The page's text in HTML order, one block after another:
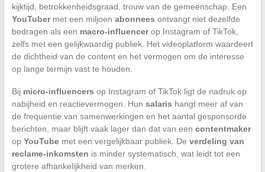
kijktijd, betrokkenheidsgraad, trouw van de gemeenschap. Een
YouTubermet een miljoen abonnees ontvangt niet dezelfde
bedragen als een macro-influencerop Instagram of TikTok,
zelfs met een gelijkwaardig publiek. Het videoplatform waardeert
de dichtheid van de content en het vermogen om de interesse
op lange termijn vast te houden.
Bij micro-influencers op Instagram of TikTok ligt de nadruk op
nabijheid en reactievermogen. Hun salaris hangt meer af van
de frequentie van samenwerkingen en het aantal gesponsorde
berichten, maar blijft vaak lager dan dat van een contentmaker
op YouTubemet een vergelijkbaar publiek. De verdeling van
reclame-inkomsten is minder systematisch, wat leidt tot een
grotere afhankelijkheid van merken.